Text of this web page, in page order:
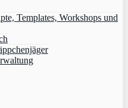
Templates, Workshops und